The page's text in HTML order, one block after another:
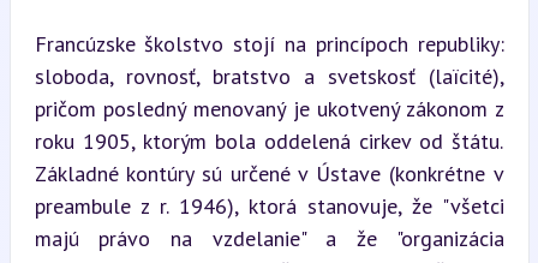
Francúzske školstvo stojí na princípoch republiky:
sloboda, rovnosť, bratstvo a svetskosť (laïcité),
pričom posledný menovaný je ukotvený zákonom z
roku 1905, ktorým bola oddelená cirkev od štátu.
Základné kontúry sú určené v Ústave (konkrétne v
preambule z r. 1946), ktorá stanovuje, že "všetci
majú právo na vzdelanie" a že "organizácia